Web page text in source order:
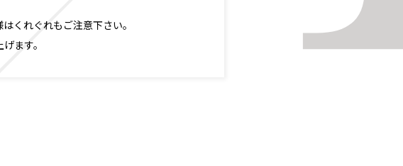
くれぐれもご注意下さい。
ます。